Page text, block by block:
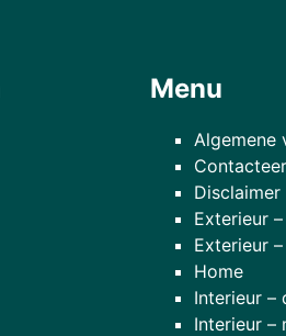
Menu
Algemene
Disclaimer
Exterieur
Exterieur
Home
Interieur –
Interieur –